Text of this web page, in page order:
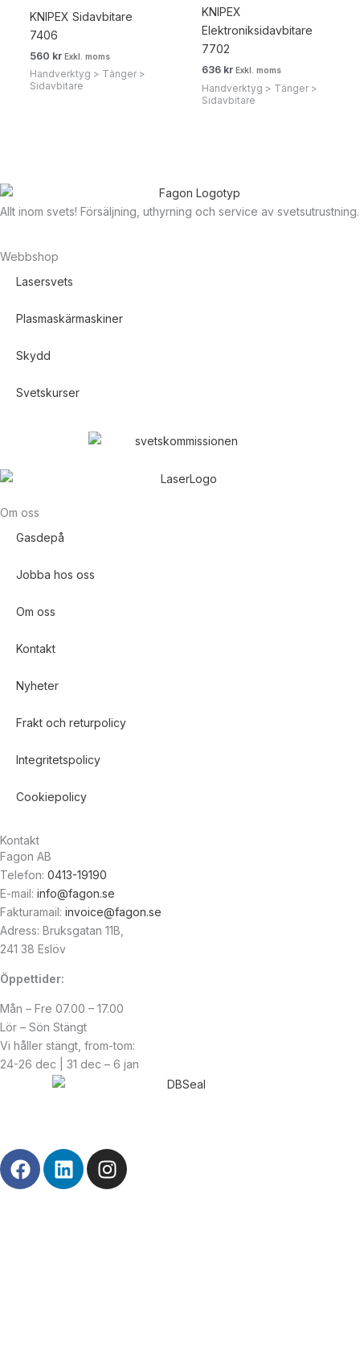
KNIPEX Sidavbitare
7406
560 kr Exkl. moms
Handverktyg > Tänger >
Sidavbitare
KNIPEX
Elektroniksidavbitare
7702
636 kr Exkl. moms
Handverktyg > Tänger >
Sidavbitare
Allt inom svets! Försäljning, uthyrning och service av svetsutrustning.
Webbshop
Lasersvets
Plasmaskärmaskiner
Skydd
Svetskurser
Om oss
Gasdepå
Jobba hos oss
Om oss
Kontakt
Nyheter
Frakt och returpolicy
Integritetspolicy
Cookiepolicy
Kontakt
Fagon AB
Telefon: 0413-19190
E-mail: info@fagon.se
Fakturamail: invoice@fagon.se
Adress: Bruksgatan 11B,
241 38 Eslöv
Öppettider:
Mån – Fre 07.00 – 17.00
Lör – Sön Stängt
Vi håller stängt, from-tom:
24-26 dec | 31 dec – 6 jan
F
a
L
i
I
n